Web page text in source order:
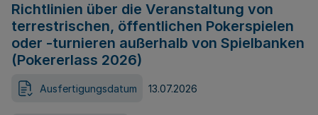
Richtlinien über die Veranstaltung von
terrestrischen, öffentlichen Pokerspielen
oder -turnieren außerhalb von Spielbanken
(Pokererlass 2026)
Ausfertigungsdatum 13.07.2026